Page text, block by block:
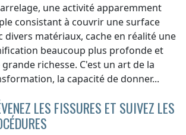
une activité apparemment
consistant à couvrir une surface
divers matériaux, cache en réalité une
beaucoup plus profonde et
grande richesse. C'est un art de la
la capacité de donner...
LES FISSURES ET SUIVEZ LES